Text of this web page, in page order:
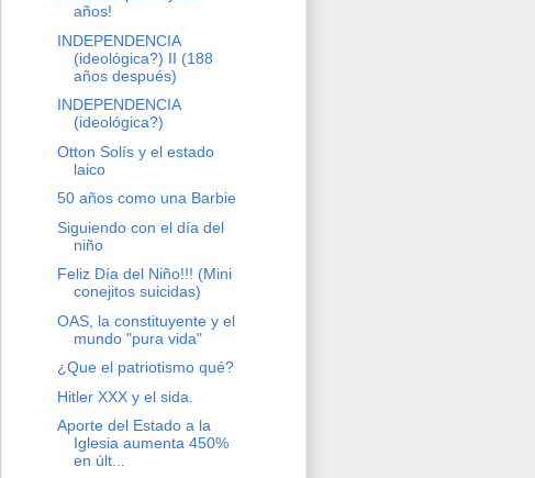
años!
INDEPENDENCIA
(ideológica?) II (188
años después)
INDEPENDENCIA
(ideológica?)
Otton Solís y el estado
laico
50 años como una Barbie
Siguiendo con el día del
niño
Feliz Día del Niño!!! (Mini
conejitos suicidas)
OAS, la constituyente y el
mundo "pura vida"
¿Que el patriotismo qué?
Hitler XXX y el sida.
Aporte del Estado a la
Iglesia aumenta 450%
en últ...